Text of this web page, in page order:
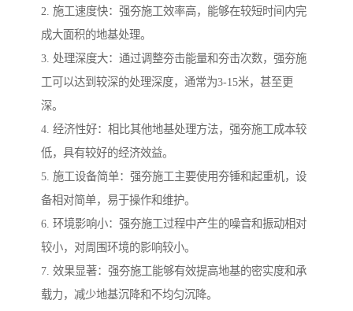
2. 施工速度快：强夯施工效率高，能够在较短时间内完
成大面积的地基处理。
3. 处理深度大：通过调整夯击能量和夯击次数，强夯施
工可以达到较深的处理深度，通常为3-15米，甚至更
深。
4. 经济性好：相比其他地基处理方法，强夯施工成本较
低，具有较好的经济效益。
5. 施工设备简单：强夯施工主要使用夯锤和起重机，设
备相对简单，易于操作和维护。
6. 环境影响小：强夯施工过程中产生的噪音和振动相对
较小，对周围环境的影响较小。
7. 效果显著：强夯施工能够有效提高地基的密实度和承
载力，减少地基沉降和不均匀沉降。